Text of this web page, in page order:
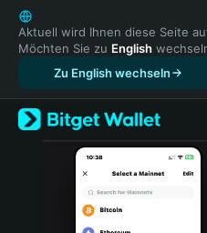
English
日本語
Tiếng Việt
Русский
Español (Latinoamérica)
Türkçe
Italiano
Aktuell wird Ihnen diese Seite
Möchten Sie zu English
Zu English wechseln